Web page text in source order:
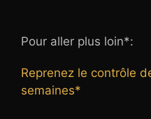
Pour aller plus loin*:
Reprenez le contrôle
semaines*